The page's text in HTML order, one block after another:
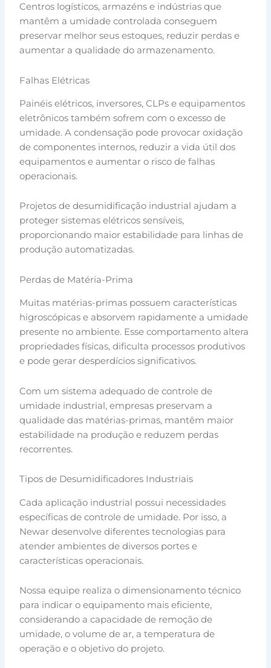
Centros logísticos, armazéns e indústrias que
mantêm a umidade controlada conseguem
preservar melhor seus estoques, reduzir perdas e
aumentar a qualidade do armazenamento.
Falhas Elétricas
Painéis elétricos, inversores, CLPs e equipamentos
eletrônicos também sofrem com o excesso de
umidade. A condensação pode provocar oxidação
de componentes internos, reduzir a vida útil dos
equipamentos e aumentar o risco de falhas
operacionais.
Projetos de desumidificação industrial ajudam a
proteger sistemas elétricos sensíveis,
proporcionando maior estabilidade para linhas de
produção automatizadas.
Perdas de Matéria-Prima
Muitas matérias-primas possuem características
higroscópicas e absorvem rapidamente a umidade
presente no ambiente. Esse comportamento altera
propriedades físicas, dificulta processos produtivos
e pode gerar desperdícios significativos.
Com um sistema adequado de controle de
umidade industrial, empresas preservam a
qualidade das matérias-primas, mantêm maior
estabilidade na produção e reduzem perdas
recorrentes.
Tipos de Desumidificadores Industriais
Cada aplicação industrial possui necessidades
específicas de controle de umidade. Por isso, a
Newar desenvolve diferentes tecnologias para
atender ambientes de diversos portes e
características operacionais.
Nossa equipe realiza o dimensionamento técnico
para indicar o equipamento mais eficiente,
considerando a capacidade de remoção de
umidade, o volume de ar, a temperatura de
operação e o objetivo do projeto.